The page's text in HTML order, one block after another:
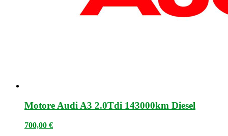
Motore Audi A3 2.0Tdi 143000km Diesel
700,00 €